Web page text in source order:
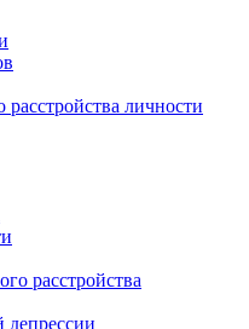
личности
расстройства
депрессии